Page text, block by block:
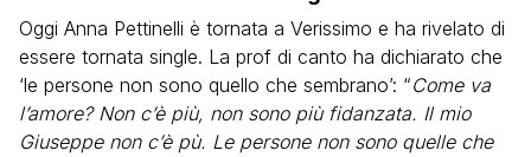
Oggi Anna Pettinelli è tornata a Verissimo e ha rivelato di
essere tornata single. La prof di canto ha dichiarato che
‘le persone non sono quello che sembrano’: “Come va
l’amore? Non c’è più, non sono più fidanzata. Il mio
Giuseppe non c’è pù. Le persone non sono quelle che